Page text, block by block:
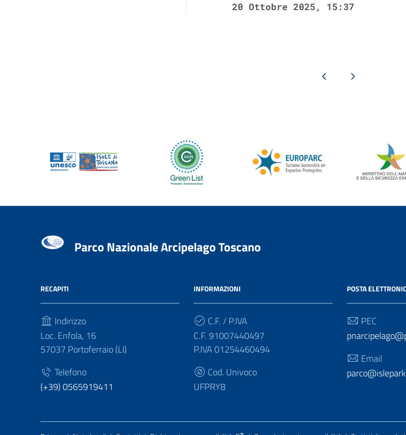
20 Ottobre 2025, 15:37
Pagina precedentePagina successiva
Parco Nazionale Arcipelago Toscano
RECAPITI
Indirizzo
Loc. Enfola, 16
57037 Portoferraio (LI)
Telefono
(+39) 0565919411
INFORMAZIONI
C.F. / P.IVA
C.F. 91007440497
P.IVA 01254460494
Cod. Univoco
UFPRY8
POSTA
PEC
Email